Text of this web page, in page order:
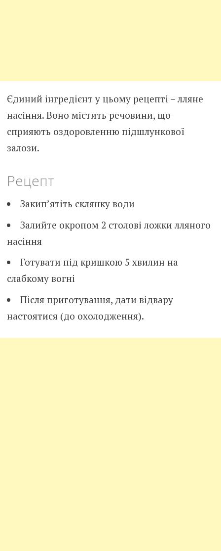
Єдиний інгредієнт у цьому рецепті – лляне
насіння. Воно містить речовини, що
сприяють оздоровленню підшлункової
залози.
Рецепт
Закип’ятіть склянку води
Залийте окропом 2 столові ложки лляного
насіння
Готувати під кришкою 5 хвилин на
слабкому вогні
Після приготування, дати відвару
настоятися (до охолодження).